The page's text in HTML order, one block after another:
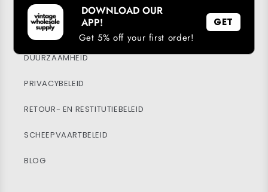
HELP CENTRUM
MIJN ACCOUNT
DUURZAAMHEID
PRIVACYBELEID
RETOUR- EN RESTITUTIEBELEID
SCHEEPVAARTBELEID
BLOG
DOWNLOAD OUR
APP!
Get 5% off your first order!
GET